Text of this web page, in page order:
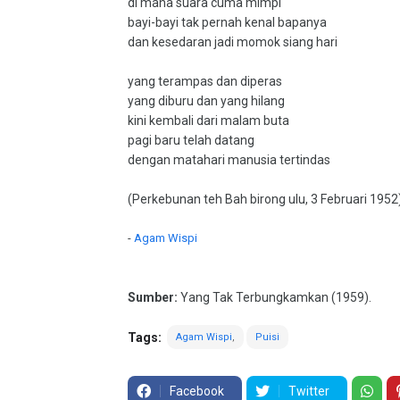
bayi-bayi tak pernah kenal bapanya
dan kesedaran jadi momok siang hari
yang terampas dan diperas
yang diburu dan yang hilang
kini kembali dari malam buta
pagi baru telah datang
dengan matahari manusia tertindas
(Perkebunan teh Bah birong ulu, 3 Februari
- Agam Wispi
Sumber: Yang Tak Terbungkamkan (1959).
Tags: Agam Wispi Puisi
Facebook Twitter